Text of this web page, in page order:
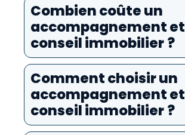
Combien coûte un
accompagnement et
conseil immobilier ?
Comment choisir un
accompagnement et
conseil immobilier ?